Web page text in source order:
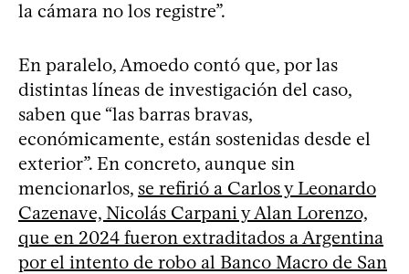
la cámara no los registre”.
En paralelo, Amoedo contó que, por las
distintas líneas de investigación del caso,
saben que “las barras bravas,
económicamente, están sostenidas desde el
exterior”. En concreto, aunque sin
mencionarlos, se refirió a Carlos y Leonardo
Cazenave, Nicolás Carpani y Alan Lorenzo,
que en 2024 fueron extraditados a Argentina
por el intento de robo al Banco Macro de San